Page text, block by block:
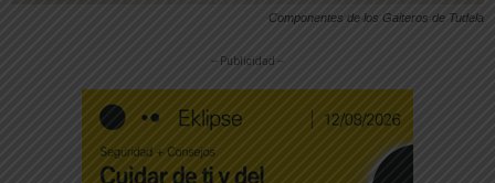
Componentes de los Gaiteros de Tudela
-- Publicidad --